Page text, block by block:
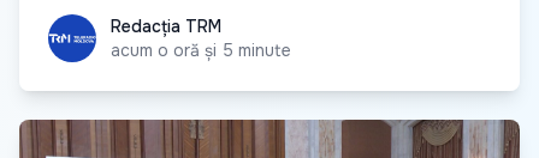
Redacția TRM
Redacția TRM
acum o oră și 5 minute